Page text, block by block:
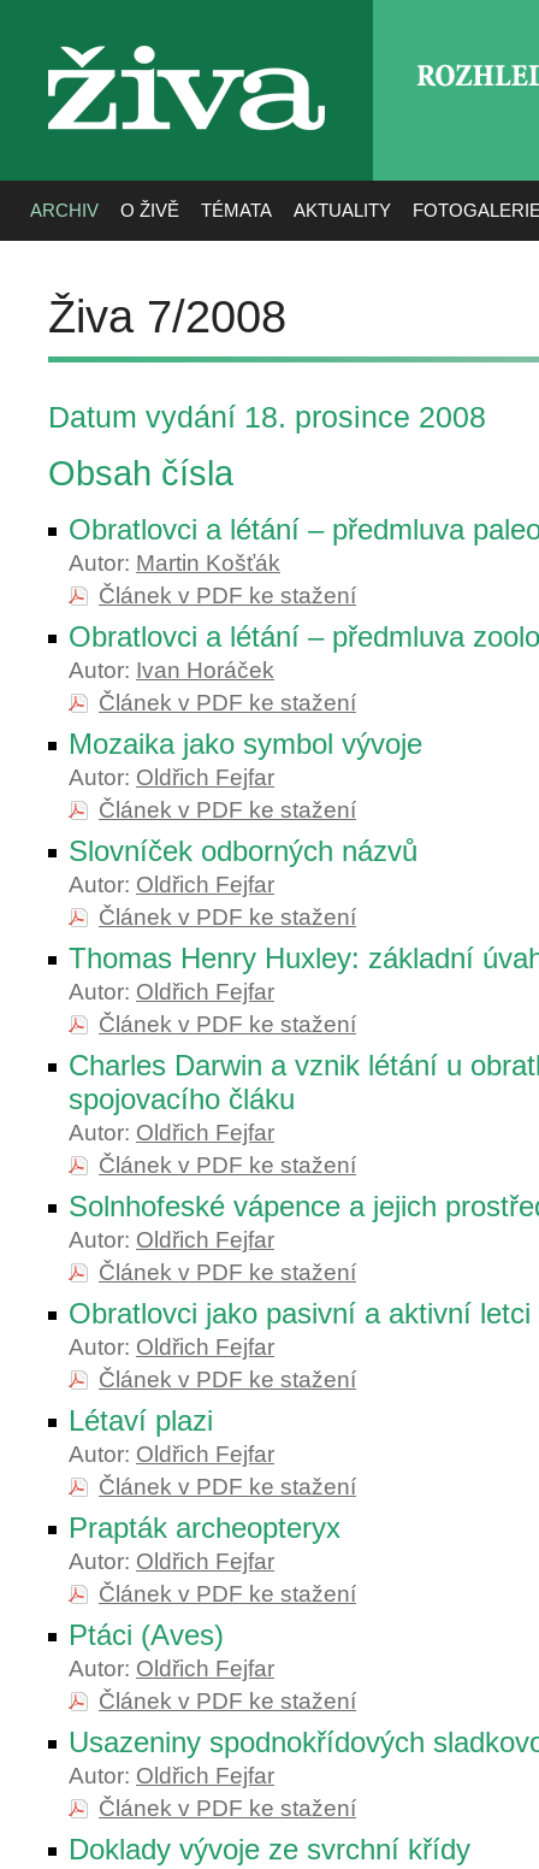
živa
ARCHIV O ŽIVĚ TÉMATA AKTUALITY
Živa 7/2008
Datum vydání 18. prosince 2008
Obsah čísla
Obratlovci a létání – předmluva
Autor: Martin Košťák
Článek v PDF ke stažení
Obratlovci a létání – předmluva
Autor: Ivan Horáček
Článek v PDF ke stažení
Mozaika jako symbol vývoje
Autor: Oldřich Fejfar
Článek v PDF ke stažení
Slovníček odborných názvů
Autor: Oldřich Fejfar
Článek v PDF ke stažení
Thomas Henry Huxley: základní
Autor: Oldřich Fejfar
Článek v PDF ke stažení
Charles Darwin a vznik létání u
spojovacího čláku
Autor: Oldřich Fejfar
Článek v PDF ke stažení
Solnhofeské vápence a jejich
Autor: Oldřich Fejfar
Článek v PDF ke stažení
Obratlovci jako pasivní a aktivní letci
Autor: Oldřich Fejfar
Článek v PDF ke stažení
Létaví plazi
Autor: Oldřich Fejfar
Článek v PDF ke stažení
Prapták archeopteryx
Autor: Oldřich Fejfar
Článek v PDF ke stažení
Ptáci (Aves)
Autor: Oldřich Fejfar
Článek v PDF ke stažení
Usazeniny spodnokřídových
Autor: Oldřich Fejfar
Článek v PDF ke stažení
Doklady vývoje ze svrchní křídy